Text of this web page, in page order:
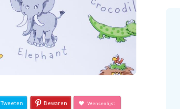
Tweeten Bewaren Wensenlijst